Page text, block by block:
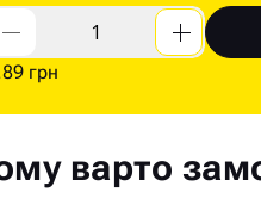
грн
варто